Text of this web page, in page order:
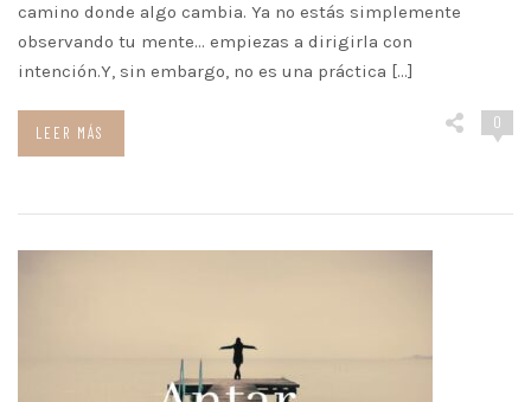
camino donde algo cambia. Ya no estás simplemente
observando tu mente… empiezas a dirigirla con
intención.Y, sin embargo, no es una práctica […]
0
LEER MÁS